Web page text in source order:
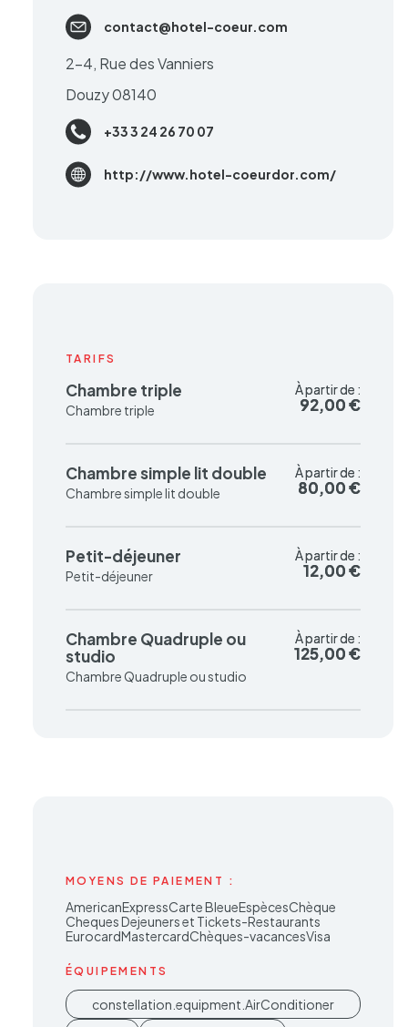
contact@hotel-coeur.com
2-4, Rue des Vanniers
Douzy 08140
+33 3 24 26 70 07
http://www.hotel-coeurdor.com/
TARIFS
Chambre triple
Chambre triple
À partir de :
92,00 €
À partir de :
92,00 €
Chambre simple lit double
Chambre simple lit double
À partir de :
80,00 €
À partir de :
80,00 €
Petit-déjeuner
Petit-déjeuner
À partir de :
12,00 €
À partir de :
12,00 €
Chambre Quadruple ou
studio
Chambre Quadruple ou studio
À partir de :
125,00 €
À partir de :
125,00 €
MOYENS DE PAIEMENT :
AmericanExpressCarte BleueEspècesChèque
Cheques Dejeuners et Tickets-Restaurants
EurocardMastercardChèques-vacancesVisa
ÉQUIPEMENTS
constellation.equipment.AirConditioner